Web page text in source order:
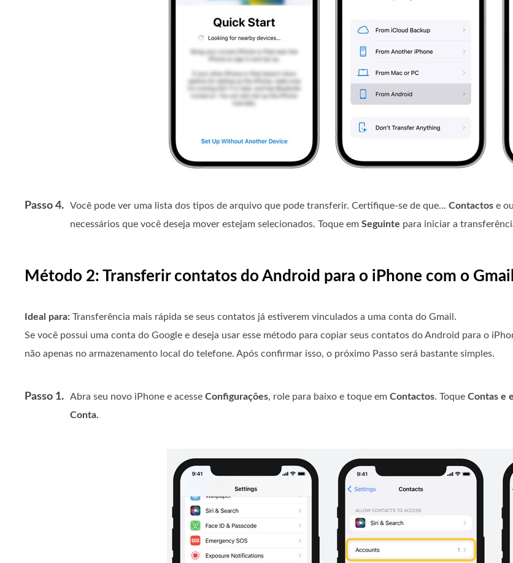
Passo 4. Você pode ver uma lista dos tipos de arquivo que pode transferir. Certifique-se de que... Contactos e
necessários que você deseja mover estejam selecionados. Toque em Seguinte para iniciar a
Método 2: Transferir contatos do Android para o iPhone com o Gmail
Ideal para: Transferência mais rápida se seus contatos já estiverem vinculados a uma conta do Gmail.
Se você possui uma conta do Google e deseja usar esse método para copiar seus contatos do Android para o
não apenas no armazenamento local do telefone. Após confirmar isso, o próximo Passo será bastante simples.
Passo 1. Abra seu novo iPhone e acesse Configurações, role para baixo e toque em Contactos. Toque Contas e
Conta.